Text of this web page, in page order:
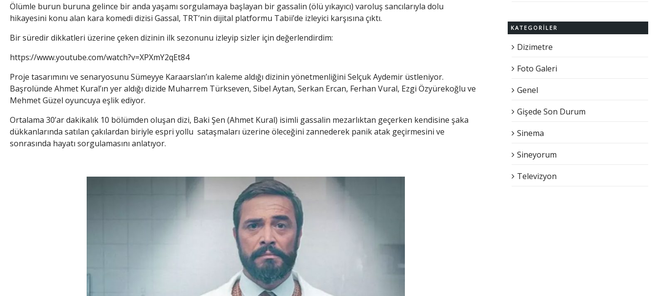
Ölümle burun buruna gelince bir anda yaşamı sorgulamaya başlayan bir gassalin (ölü yıkayıcı) varoluş sancılarıyla dolu
hikayesini konu alan kara komedi dizisi Gassal, TRT’nin dijital platformu Tabii’de izleyici karşısına çıktı.
Bir süredir dikkatleri üzerine çeken dizinin ilk sezonunu izleyip sizler için değerlendirdim:
https://www.youtube.com/watch?v=XPXmY2qEt84
Proje tasarımını ve senaryosunu Sümeyye Karaarslan’ın kaleme aldığı dizinin yönetmenliğini Selçuk Aydemir üstleniyor.
Başrolünde Ahmet Kural’ın yer aldığı dizide Muharrem Türkseven, Sibel Aytan, Serkan Ercan, Ferhan Vural, Ezgi Özyürekoğlu ve
Mehmet Güzel oyuncuya eşlik ediyor.
Ortalama 30’ar dakikalık 10 bölümden oluşan dizi, Baki Şen (Ahmet Kural) isimli gassalin mezarlıktan geçerken kendisine şaka
dükkanlarında satılan çakılardan biriyle espri yollu sataşmaları üzerine öleceğini zannederek panik atak geçirmesini ve
sonrasında hayatı sorgulamasını anlatıyor.
KATEGORILER
Dizimetre
Foto Galeri
Genel
Gişede Son Durum
Sinema
Sineyorum
Televizyon